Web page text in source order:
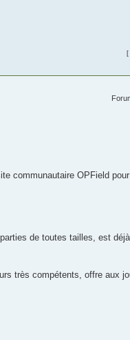
[
communautaire OPField
de toutes tailles, est déjà
très compétents, offre aux